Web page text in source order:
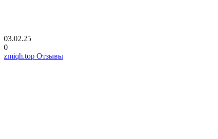
03.02.25
0
zmiqh.top Отзывы